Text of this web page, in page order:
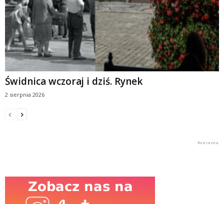
Świdnica wczoraj i dziś. Rynek
2 sierpnia 2026